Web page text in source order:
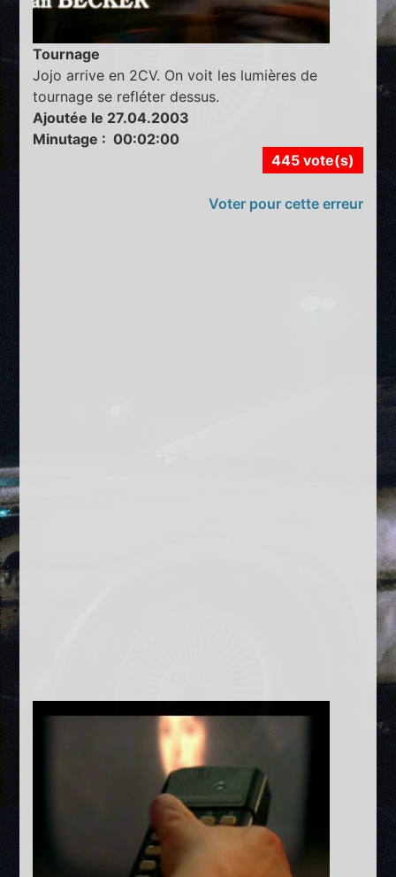
Tournage
Jojo arrive en 2CV. On voit les lumières de
tournage se refléter dessus.
Ajoutée le 27.04.2003
Minutage : 00:02:00
445 vote(s)
Voter pour cette erreur